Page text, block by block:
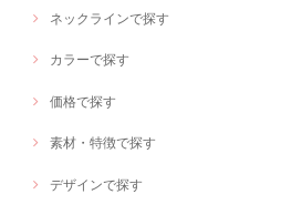
ネックラインで探す
カラーで探す
価格で探す
素材・特徴で探す
デザインで探す